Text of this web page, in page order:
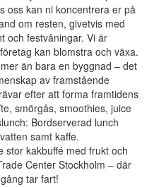
oss kan ni koncentrera er på
om resten, givetvis med
och festvåningar. Vi är
kan blomstra och växa.
än bara en byggnad – det
av framstående
efter att forma framtidens
smörgås, smoothies, juice
Bordserverad lunch
samt kaffe.
stor kakbuffé med frukt och
Center Stockholm – där
tar fart!